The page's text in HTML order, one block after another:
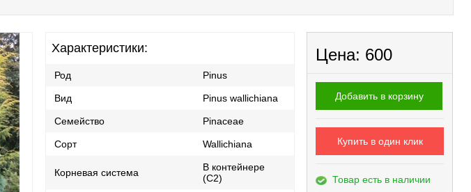
Характеристики:
Род Pinus
Вид Pinus wallichiana
Семейство Pinaceae
Сорт Wallichiana
Корневая система
В контейнере
(С2)
Цена: 600
Добавить в корзину
Купить в один клик
Товар есть в наличии